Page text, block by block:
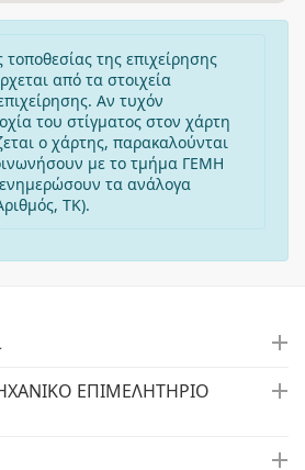
της επιχείρησης
από τα στοιχεία
Αν τυχόν
του στίγματος στον χάρτη
ο χάρτης, παρακαλούνται
με το τμήμα ΓΕΜΗ
τα ανάλογα
ΤΚ).
ΕΠΙΜΕΛΗΤΗΡΙΟ